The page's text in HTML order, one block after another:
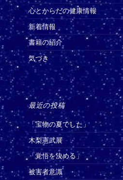
心とからだの健康情報
新着情報
書籍の紹介
気づき
最近の投稿
「宝物の夏でした」
木梨憲武展
「覚悟を決める」
被害者意識